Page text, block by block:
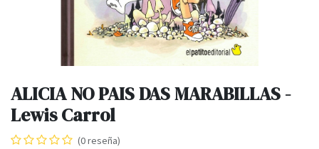
ALICIA NO PAIS DAS MARABILLAS -
Lewis Carrol
(0 reseña)